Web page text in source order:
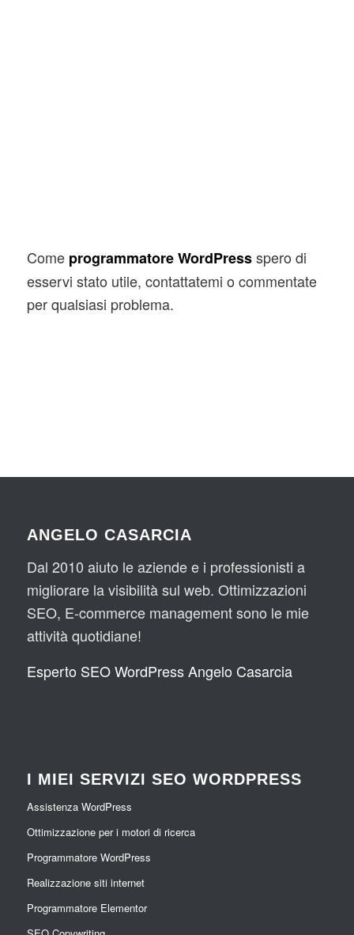
Come programmatore WordPressspero di
esservi stato utile, contattatemi o commentate
per qualsiasi problema.
ANGELO CASARCIA
Dal 2010 aiuto le aziende e i professionisti a
migliorare la visibilità sul web. Ottimizzazioni
SEO, E-commerce management sono le mie
attività quotidiane!
Esperto SEO WordPress Angelo Casarcia
I MIEI SERVIZI SEO WORDPRESS
Assistenza WordPress
Ottimizzazione per i motori di ricerca
Programmatore WordPress
Realizzazione siti internet
Programmatore Elementor